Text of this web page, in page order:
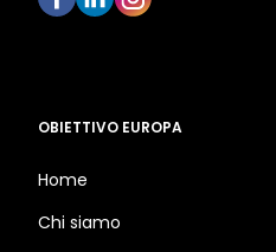
OBIETTIVO EUROPA
Home
Chi siamo